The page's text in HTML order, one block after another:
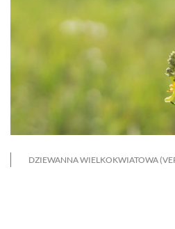
DZIEWANNA WIELKOKWIATOWA